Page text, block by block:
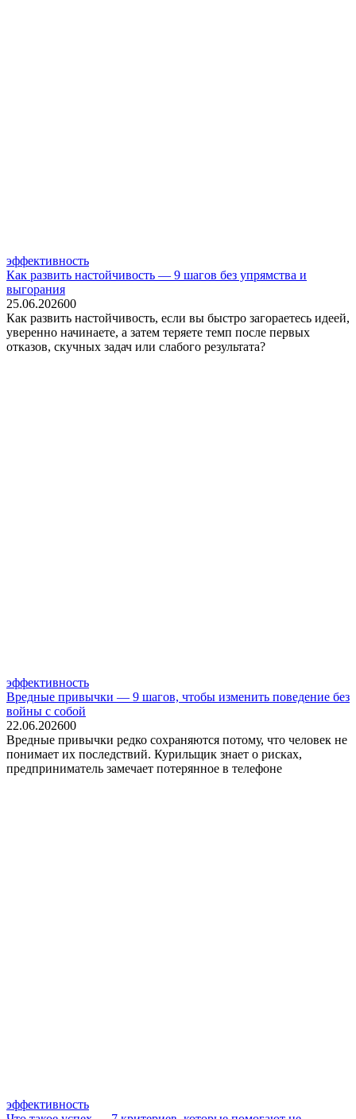
эффективность
Как развить настойчивость — 9 шагов без упрямства и
выгорания
25.06.202600
Как развить настойчивость, если вы быстро загораетесь идеей,
уверенно начинаете, а затем теряете темп после первых
отказов, скучных задач или слабого результата?
эффективность
Вредные привычки — 9 шагов, чтобы изменить поведение без
войны с собой
22.06.202600
Вредные привычки редко сохраняются потому, что человек не
понимает их последствий. Курильщик знает о рисках,
предприниматель замечает потерянное в телефоне
эффективность